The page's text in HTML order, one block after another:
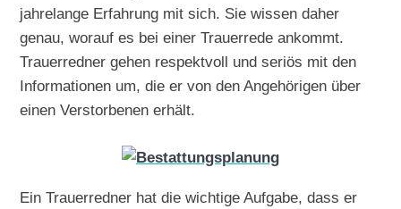
jahrelange Erfahrung mit sich. Sie wissen daher
genau, worauf es bei einer Trauerrede ankommt.
Trauerredner gehen respektvoll und seriös mit den
Informationen um, die er von den Angehörigen über
einen Verstorbenen erhält.
Ein Trauerredner hat die wichtige Aufgabe, dass er